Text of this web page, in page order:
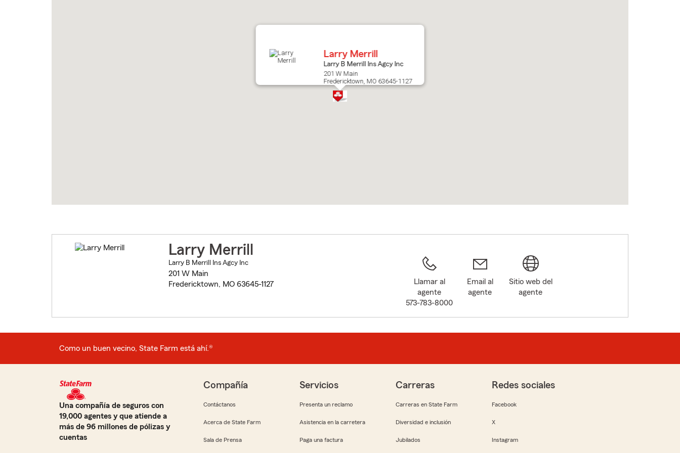
Larry Merrill
Larry B Merrill Ins Agcy Inc
201 W Main
Fredericktown, MO 63645-1127
Larry Merrill
Larry B Merrill Ins Agcy Inc
201 W Main
Fredericktown, MO 63645-1127
Llamar al
agente
573-783-8000
Email al
agente
Sitio web del
agente
Como un buen vecino, State Farm está ahí.®
Una compañía de seguros con
19,000 agentes y que atiende a
más de 96 millones de pólizas y
cuentas
Compañía
Contáctanos
Acerca de State Farm
Sala de Prensa
Servicios
Presenta un reclamo
Asistencia en la carretera
Paga una factura
Carreras
Carreras en State Farm
Diversidad e inclusión
Jubilados
Redes sociales
Facebook
X
Instagram